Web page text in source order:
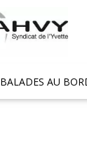
BALADES AU